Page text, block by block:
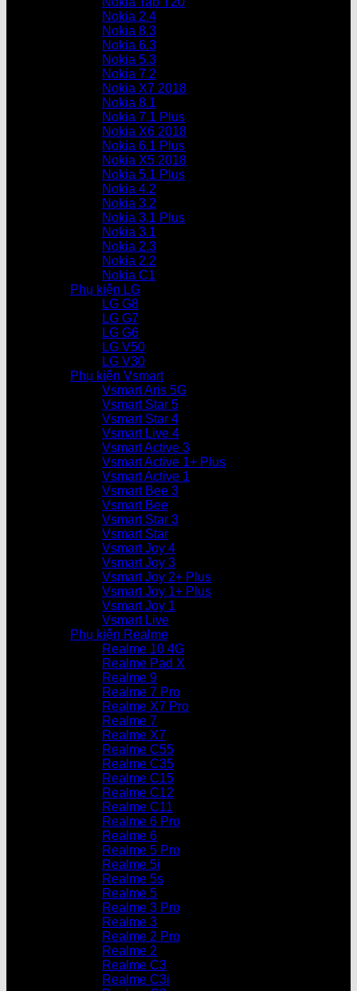
Nokia 2.4
Nokia 8.3
Nokia 6.3
Nokia 5.3
Nokia 7.2
Nokia X7 2018
Nokia 8.1
Nokia 7.1 Plus
Nokia X6 2018
Nokia 6.1 Plus
Nokia X5 2018
Nokia 5.1 Plus
Nokia 4.2
Nokia 3.2
Nokia 3.1 Plus
Nokia 3.1
Nokia 2.3
Nokia 2.2
Nokia C1
Phụ kiện LG
LG G8
LG G7
LG G6
LG V50
LG V30
Phụ kiện Vsmart
Vsmart Aris 5G
Vsmart Star 5
Vsmart Star 4
Vsmart Live 4
Vsmart Active 3
Vsmart Active 1+ Plus
Vsmart Active 1
Vsmart Bee 3
Vsmart Bee
Vsmart Star 3
Vsmart Star
Vsmart Joy 4
Vsmart Joy 3
Vsmart Joy 2+ Plus
Vsmart Joy 1+ Plus
Vsmart Joy 1
Vsmart Live
Phụ kiện Realme
Realme 10 4G
Realme Pad X
Realme 9
Realme 7 Pro
Realme X7 Pro
Realme 7
Realme X7
Realme C55
Realme C35
Realme C15
Realme C12
Realme C11
Realme 6 Pro
Realme 6
Realme 5 Pro
Realme 5i
Realme 5s
Realme 5
Realme 3 Pro
Realme 3
Realme 2 Pro
Realme 2
Realme C3
Realme C3i